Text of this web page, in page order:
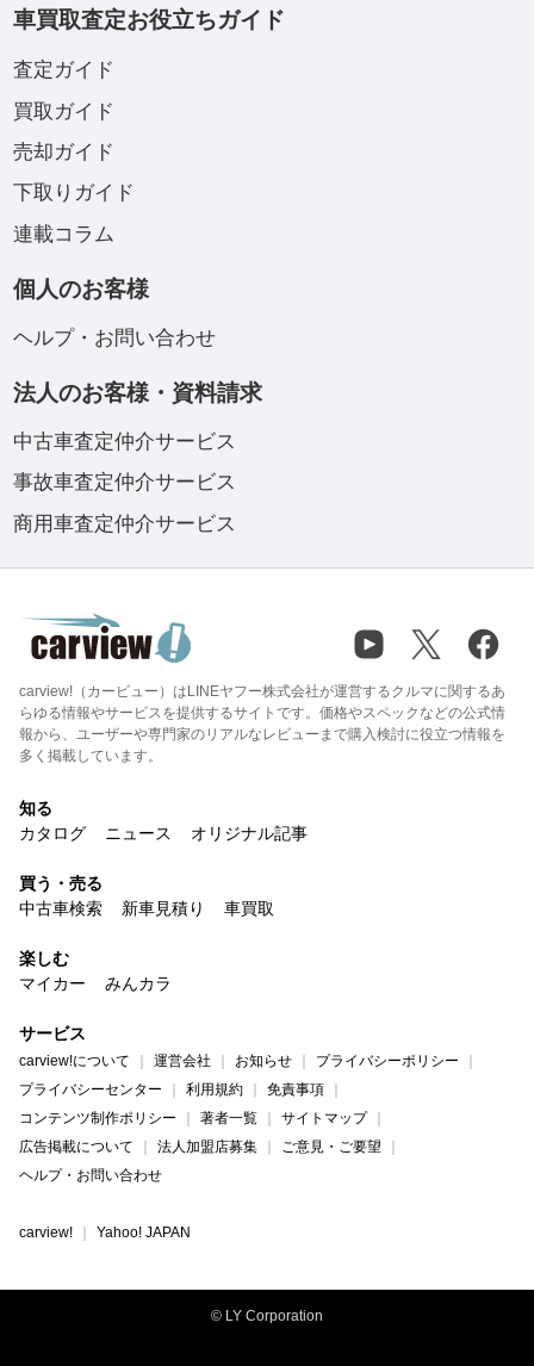
車買取査定お役立ちガイド
査定ガイド
買取ガイド
売却ガイド
下取りガイド
連載コラム
個人のお客様
ヘルプ・お問い合わせ
法人のお客様・資料請求
中古車査定仲介サービス
事故車査定仲介サービス
商用車査定仲介サービス
carview!（カービュー）はLINEヤフー株式会社が運営するクルマに関するあ
らゆる情報やサービスを提供するサイトです。価格やスペックなどの公式情
報から、ユーザーや専門家のリアルなレビューまで購入検討に役立つ情報を
多く掲載しています。
知る
カタログ
ニュース オリジナル記事
買う・売る
中古車検索
新車見積り 車買取
楽しむ
マイカー
みんカラ
サービス
carview!について 運営会社 お知らせ
プライバシーポリシー
プライバシーセンター
利用規約
免責事項
コンテンツ制作ポリシー
著者一覧
サイトマップ
広告掲載について
法人加盟店募集
ご意見・ご要望
ヘルプ・お問い合わせ
carview! Yahoo! JAPAN
© LY Corporation